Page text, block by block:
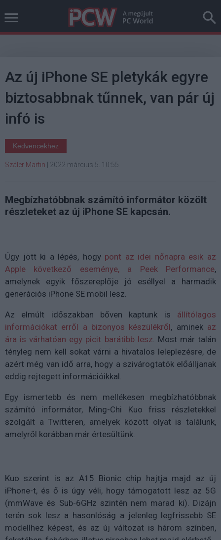
Az új iPhone SE pletykák egyre
biztosabbnak tűnnek, van pár új
infó is
Kedvencekhez
Száler Martin 2022 március 5. 10:55
Megbízhatóbbnak számító informátor közölt
részleteket az új iPhone SE kapcsán.
Úgy jött ki a lépés, hogy pont az idei nőnapra esik az
Apple következő eseménye, a Peek Performance,
amelynek egyik főszereplője jó eséllyel a harmadik
generációs iPhone SE mobil lesz.
Az elmúlt időszakban bőven kaptunk is állítólagos
információkat erről a bizonyos készülékről, aminek az
ára is várhatóan egy picit barátibb lesz. Most már talán
tényleg nem kell sokat várni a hivatalos leleplezésre, de
azért még van idő arra, hogy a szivárogtatók előálljanak
eddig rejtegett információikkal.
Egy ismertebb és nem mellékesen megbízhatóbbnak
számító informátor, Ming-Chi Kuo friss részletekkel
szolgált a Twitteren, amelyek között olyat is találunk,
amelyről korábban már értesültünk.
Kuo szerint is az A15 Bionic chip hajtja majd az új
iPhone-t, és ő is úgy véli, hogy támogatott lesz az 5G
(mmWave és Sub-6GHz szintén nem marad ki). Dizájn
terén sok lesz a hasonlóság a jelenleg legfrissebb SE
modellhez képest, és az új változat is három színben,